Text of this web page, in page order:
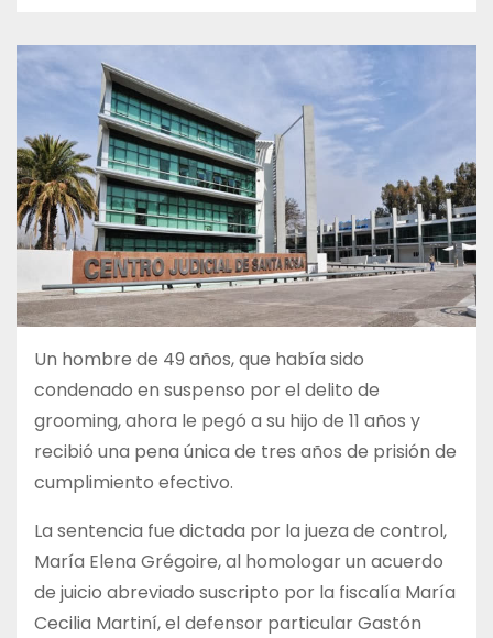
Un hombre de 49 años, que había sido
condenado en suspenso por el delito de
grooming, ahora le pegó a su hijo de 11 años y
recibió una pena única de tres años de prisión de
cumplimiento efectivo.
La sentencia fue dictada por la jueza de control,
María Elena Grégoire, al homologar un acuerdo
de juicio abreviado suscripto por la fiscalía María
Cecilia Martiní, el defensor particular Gastón